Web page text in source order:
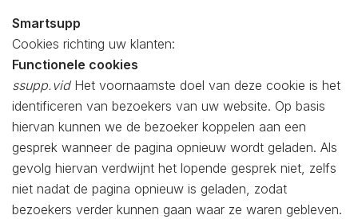
Smartsupp
Cookies richting uw klanten:
Functionele cookies
ssupp.vidHet voornaamste doel van deze cookie is het
identificeren van bezoekers van uw website. Op basis
hiervan kunnen we de bezoeker koppelen aan een
gesprek wanneer de pagina opnieuw wordt geladen. Als
gevolg hiervan verdwijnt het lopende gesprek niet, zelfs
niet nadat de pagina opnieuw is geladen, zodat
bezoekers verder kunnen gaan waar ze waren gebleven.